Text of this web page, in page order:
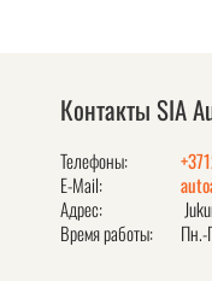
Контакты SIA
Телефоны:
E-Mail:
Адрес:
Время работы:
Пн.-